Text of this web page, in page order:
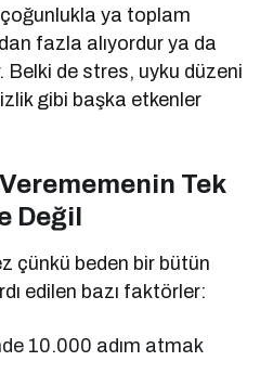
ya toplam
fazla alıyordur ya da
Belki de stres, uyku düzeni
gibi başka etkenler
Tek
Değil
çünkü beden bir bütün
edilen bazı faktörler:
10.000 adım atmak